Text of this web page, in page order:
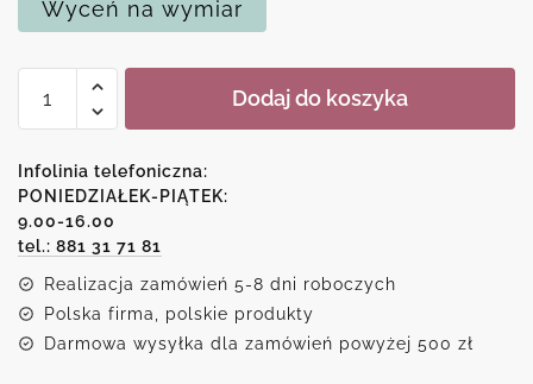
Wyceń na wymiar
Reprodukcja
Anny
Wach
-
Melodia
lasu
Dodaj do koszyka
Infolinia telefoniczna:
PONIEDZIAŁEK-PIĄTEK:
9.00-16.00
tel.: 881 31 71 81
Realizacja zamówień 5-8 dni roboczych
Polska firma, polskie produkty
Darmowa wysyłka dla zamówień powyżej 500 zł